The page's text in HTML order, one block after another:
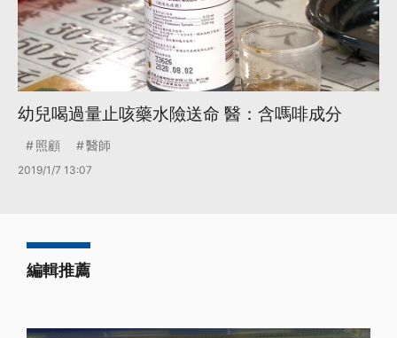
幼兒喝過量止咳藥水險送命 醫：含嗎啡成分
照顧 醫師
2019/1/7 13:07
編輯推薦